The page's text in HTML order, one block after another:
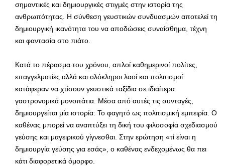
σημαντικές και δημιουργικές στιγμές στην ιστορία της
ανθρωπότητας. Η σύνθεση γευστικών συνδυασμών αποτελεί τη
δημιουργική ικανότητα του να αποδώσεις συναίσθημα, τέχνη
και φαντασία στο πιάτο.
Κατά το πέρασμα του χρόνου, απλοί καθημερινοί πολίτες,
επαγγελματίες αλλά και ολόκληροι λαοί και πολιτισμοί
κατάφεραν να χτίσουν γευστικά ταξίδια σε ιδιαίτερα
γαστρονομικά μονοπάτια. Μέσα από αυτές τις συνταγές,
δημιουργείται μία ιστορία: Το φαγητό ως πολιτισμική εμπειρία. O
καθένας μπορεί να αναπτύξει τη δική του φιλοσοφία σχεδιασμού
γεύσης και μαγειρικού γίγνεσθαι. Στην ερώτηση «τί είναι η
δημιουργία γεύσης για εσάς», ο καθένας ενδεχομένως θα πει
κάτι διαφορετικά όμορφο.